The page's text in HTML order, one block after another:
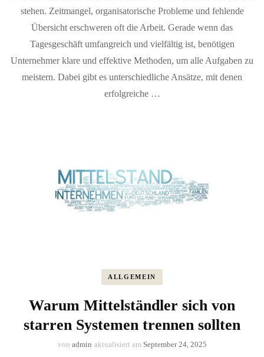
stehen. Zeitmangel, organisatorische Probleme und fehlende
Übersicht erschweren oft die Arbeit. Gerade wenn das
Tagesgeschäft umfangreich und vielfältig ist, benötigen
Unternehmer klare und effektive Methoden, um alle Aufgaben zu
meistern. Dabei gibt es unterschiedliche Ansätze, mit denen
erfolgreiche …
ALLGEMEIN
Warum Mittelständler sich von
starren Systemen trennen sollten
von admin aktualisiert am September 24, 2025